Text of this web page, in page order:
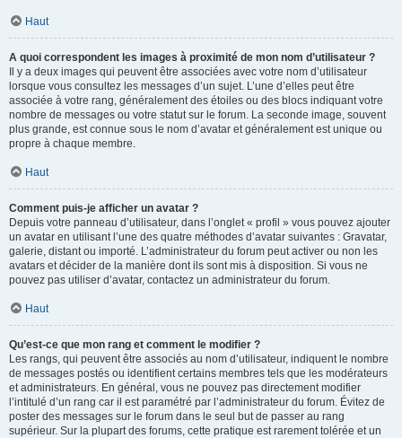
Haut
A quoi correspondent les images à proximité de mon nom d’utilisateur ?
Il y a deux images qui peuvent être associées avec votre nom d’utilisateur
lorsque vous consultez les messages d’un sujet. L’une d’elles peut être
associée à votre rang, généralement des étoiles ou des blocs indiquant votre
nombre de messages ou votre statut sur le forum. La seconde image, souvent
plus grande, est connue sous le nom d’avatar et généralement est unique ou
propre à chaque membre.
Haut
Comment puis-je afficher un avatar ?
Depuis votre panneau d’utilisateur, dans l’onglet « profil » vous pouvez ajouter
un avatar en utilisant l’une des quatre méthodes d’avatar suivantes : Gravatar,
galerie, distant ou importé. L’administrateur du forum peut activer ou non les
avatars et décider de la manière dont ils sont mis à disposition. Si vous ne
pouvez pas utiliser d’avatar, contactez un administrateur du forum.
Haut
Qu’est-ce que mon rang et comment le modifier ?
Les rangs, qui peuvent être associés au nom d’utilisateur, indiquent le nombre
de messages postés ou identifient certains membres tels que les modérateurs
et administrateurs. En général, vous ne pouvez pas directement modifier
l’intitulé d’un rang car il est paramétré par l’administrateur du forum. Évitez de
poster des messages sur le forum dans le seul but de passer au rang
supérieur. Sur la plupart des forums, cette pratique est rarement tolérée et un